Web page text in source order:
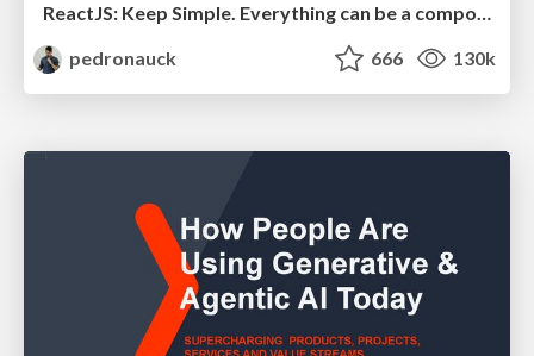
ReactJS: Keep Simple. Everything can be a component!
pedronauck
666 130k